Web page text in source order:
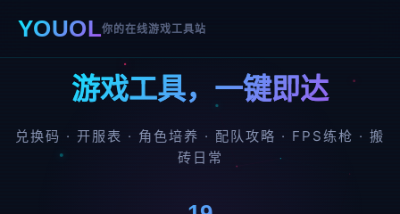
YOUOL你的在线游戏工具站
游戏工具，一键即达
兑换码 · 开服表 · 角色培养 · 配队攻略 · FPS练枪 · 搬
砖日常